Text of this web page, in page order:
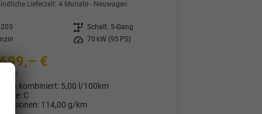
Lieferzeit:4 Monate Neuwagen
Getriebe Schalt. 5-Gang
Leistung 70 kW (95 PS)
€
MwSt.
kombiniert: 5,00 l/100km
C
114,00 g/km